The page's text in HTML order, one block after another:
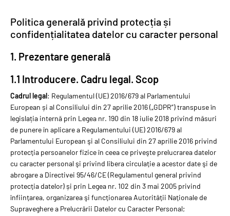
Politica generală privind protecția și
confidențialitatea datelor cu caracter personal
1. Prezentare generală
1.1 Introducere. Cadru legal. Scop
Cadrul legal: Regulamentul (UE) 2016/679 al Parlamentului
European și al Consiliului din 27 aprilie 2016 („GDPR”) transpuse în
legislația internă prin Legea nr. 190 din 18 iulie 2018 privind măsuri
de punere în aplicare a Regulamentului (UE) 2016/679 al
Parlamentului European şi al Consiliului din 27 aprilie 2016 privind
protecţia persoanelor fizice în ceea ce priveşte prelucrarea datelor
cu caracter personal şi privind libera circulaţie a acestor date şi de
abrogare a Directivei 95/46/CE (Regulamentul general privind
protecţia datelor) și prin Legea nr. 102 din 3 mai 2005 privind
înfiinţarea, organizarea şi funcţionarea Autorităţii Naţionale de
Supraveghere a Prelucrării Datelor cu Caracter Personal;